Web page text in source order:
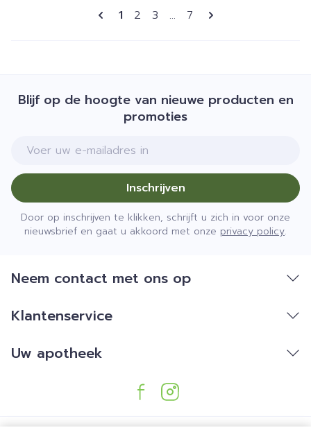
Pagina's
U lees momenteel pagina
1 Pagina
2 Pagina
3 ... Pagina
7
Blijf op de hoogte van nieuwe producten en
promoties
E-mail adres
Inschrijven
Door op inschrijven te klikken, schrijft u zich in voor onze
nieuwsbrief en gaat u akkoord met onze privacy policy.
Neem contact met ons op
Klantenservice
Uw apotheek